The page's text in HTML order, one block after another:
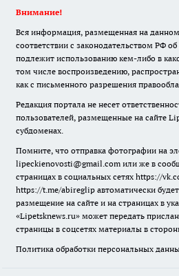
Внимание!
Вся информация, размещенная на данном
соответствии с законодательством РФ
подлежит использованию кем-либо в
том числе воспроизведению,
как с письменного разрешения
Редакция портала не несет
пользователей, размещенные на сайте
субдоменах.
Помните, что отправка фотографии на
lipeckienovosti@gmail.com или же в
страницах в социальных сетях https://
https://t.me/abireglip автоматически
размещение на сайте и на страницах в
«Lipetsknews.ru» может передать
страницы в соцсетях материалы в
Политика обработки персональных